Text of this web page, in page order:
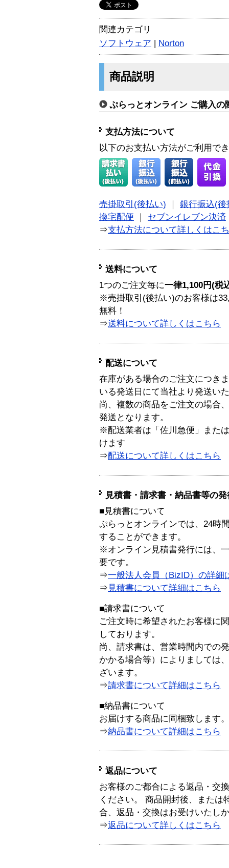
関連カテゴリ
ソフトウェア | Norton
商品説明
ぷらっとオンライン ご購入の
支払方法について
以下のお支払い方法がご利用で
売掛取引(後払い)
銀行振込(後
換宅配便
セブンイレブン決済
⇒支払方法について詳しくはこ
送料について
1つのご注文毎に一律1,100円(税
※売掛取引(後払い)のお客様は
無料！
⇒送料について詳しくはこちら
配送について
在庫がある場合のご注文につき
いる発送日にて当社より発送い
尚、複数の商品をご注文の場合
発送となります。
※配送業者は「佐川急便」また
けます
⇒配送について詳しくはこちら
見積書・請求書・納品書等の
■見積書について
ぷらっとオンラインでは、24時
することができます。
※オンライン見積書発行には、
要です。
⇒一般法人会員（BizID）の詳細
⇒ 見積書について詳細はこちら
■請求書について
ご注文時に希望されたお客様に
しております。
尚、請求書は、営業時間内での
かかる場合等）によりましては
ざいます。
⇒請求書について詳細はこちら
■納品書について
お届けする商品に同梱致します。
⇒納品書について詳細はこちら
返品について
お客様のご都合による返品・交
ください。 商品開封後、または
合、返品・交換はお受けいたし
⇒返品について詳しくはこちら